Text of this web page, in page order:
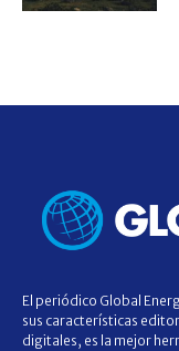
El periódico Global
sus características
digitales, es la mejor